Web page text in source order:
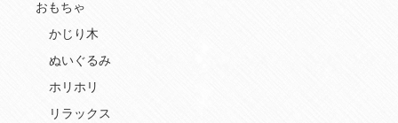
おもちゃ
かじり木
ぬいぐるみ
ホリホリ
リラックス